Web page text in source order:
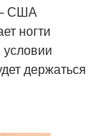
– США
ногти
держаться